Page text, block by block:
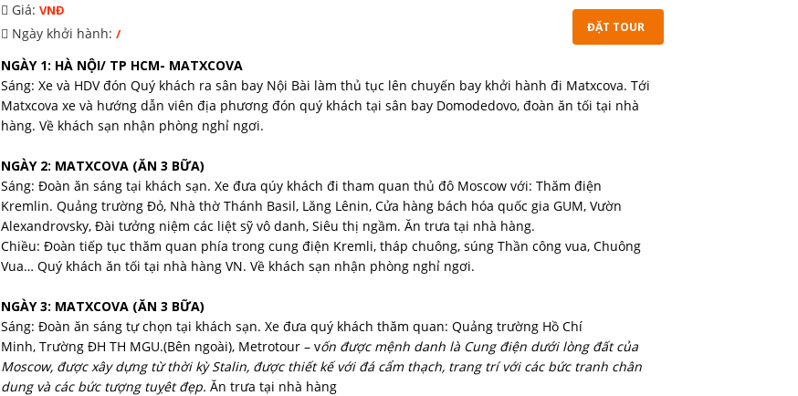
Giá: VNĐ
Ngày khởi hành: / ĐẶT TOUR
NGÀY 1: HÀ NỘI/ TP HCM- MATXCOVA
Sáng: Xe và HDV đón Quý khách ra sân bay Nội Bài làm thủ tục lên chuyến bay khởi hành đi Matxcova. Tới
Matxcova xe và hướng dẫn viên địa phương đón quý khách tại sân bay Domodedovo, đoàn ăn tối tại nhà
hàng. Về khách sạn nhận phòng nghỉ ngơi.
NGÀY 2: MATXCOVA (ĂN 3 BỮA)
Sáng: Đoàn ăn sáng tại khách sạn. Xe đưa qúy khách đi tham quan thủ đô Moscow với: Thăm điện
Kremlin. Quảng trường Đỏ, Nhà thờ Thánh Basil, Lăng Lênin, Cửa hàng bách hóa quốc gia GUM, Vườn
Alexandrovsky, Đài tưởng niệm các liệt sỹ vô danh, Siêu thị ngầm. Ăn trưa tại nhà hàng.
Chiều: Đoàn tiếp tục thăm quan phía trong cung điện Kremli, tháp chuông, súng Thần công vua, Chuông
Vua… Quý khách ăn tối tại nhà hàng VN. Về khách sạn nhận phòng nghỉ ngơi.
NGÀY 3: MATXCOVA (ĂN 3 BỮA)
Sáng: Đoàn ăn sáng tự chọn tại khách sạn. Xe đưa quý khách thăm quan: Quảng trường Hồ Chí
Minh, Trường ĐH TH MGU.(Bên ngoài), Metrotour – vốn được mệnh danh là Cung điện dưới lòng đất của
Moscow, được xây dựng từ thời kỳ Stalin, được thiết kế với đá cẩm thạch, trang trí với các bức tranh chân
dung và các bức tượng tuỵêt đẹp. Ăn trưa tại nhà hàng